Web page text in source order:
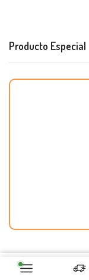
Producto Especial